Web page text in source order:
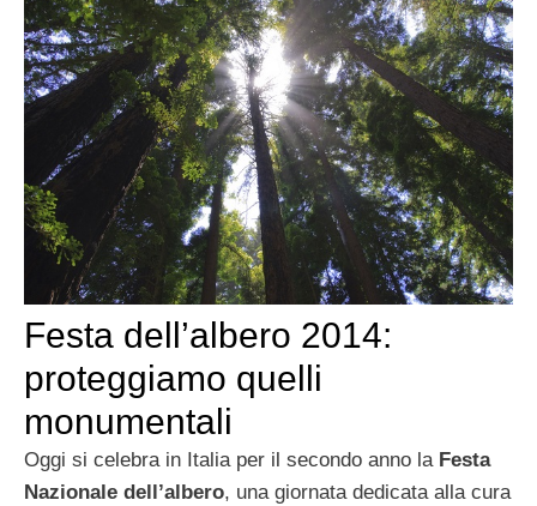
Festa dell’albero 2014:
proteggiamo quelli
monumentali
Oggi si celebra in Italia per il secondo anno la Festa
Nazionale dell’albero, una giornata dedicata alla cura